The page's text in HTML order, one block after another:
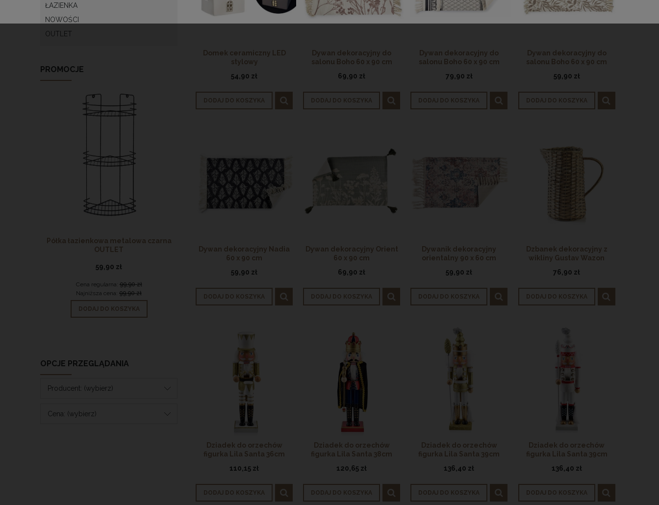
ŁAZIENKA
NOWOŚCI
OUTLET
PROMOCJE
Półka łazienkowa metalowa czarna
OUTLET
59,90 zł
Cena regularna: 99,90 zł
Najniższa cena: 99,90 zł
DODAJ DO KOSZYKA
OUTLET
Najniższa cena:19,90 zł
herbaty OUTLET
Najniższa cena:
OUTLET
Najniższa cena: 39,90 zł
OPCJE PRZEGLĄDANIA
Producent: (wybierz)
Cena: (wybierz)
Domek ceramiczny LED
stylowy
54,90 zł
DODAJ DO KOSZYKA
Dywan dekoracyjny do
salonu Boho 60 x 90 cm
69,90 zł
DODAJ DO KOSZYKA
Dywan dekoracyjny do
salonu Boho 60 x 90 cm
79,90 zł
DODAJ DO KOSZYKA
Dywan dekoracyjny do
salonu Boho 60 x 90 cm
59,90 zł
DODAJ DO KOSZYKA
Dywan dekoracyjny Nadia
60 x 90 cm
59,90 zł
DODAJ DO KOSZYKA
Dywan dekoracyjny Orient
60 x 90 cm
69,90 zł
DODAJ DO KOSZYKA
Dywanik dekoracyjny
orientalny 90 x 60 cm
59,90 zł
DODAJ DO KOSZYKA
Dzbanek dekoracyjny z
wikliny Gustav Wazon
76,90 zł
DODAJ DO KOSZYKA
Dziadek do orzechów
figurka Lila Santa 36cm
110,15 zł
DODAJ DO KOSZYKA
Dziadek do orzechów
figurka Lila Santa 38cm
120,65 zł
DODAJ DO KOSZYKA
Dziadek do orzechów
figurka Lila Santa 39cm
136,40 zł
DODAJ DO KOSZYKA
Dziadek do orzechów
figurka Lila Santa 39cm
136,40 zł
DODAJ DO KOSZYKA